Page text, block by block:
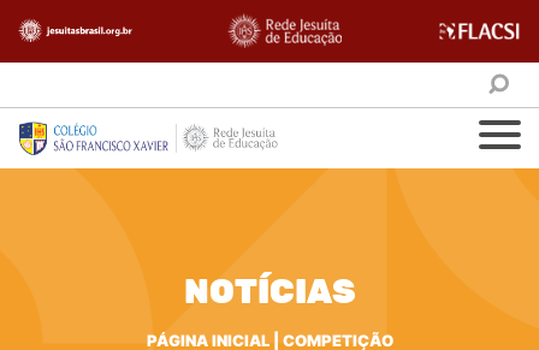
NOTÍCIAS
PÁGINA INICIAL| COMPETIÇÃO